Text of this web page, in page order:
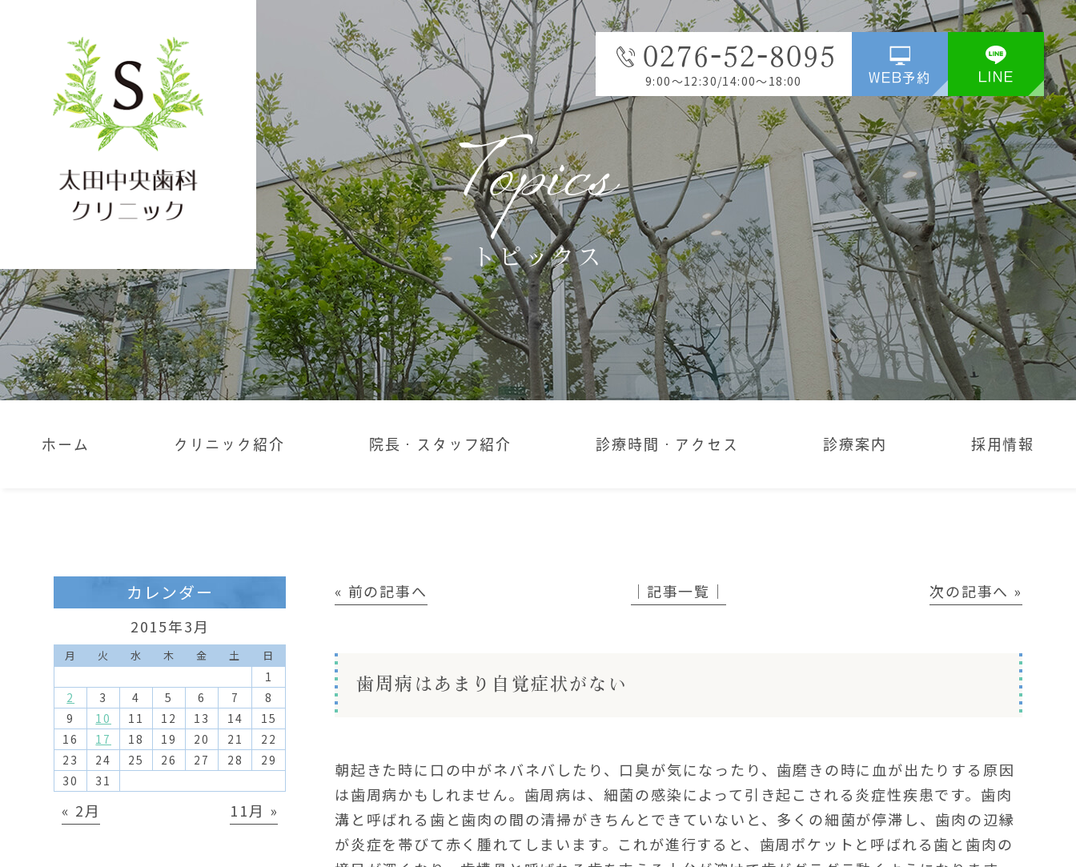
0276-52-8095
9:00～12:30/14:00～18:00 WEB予約 LINE
Topics
トピックス
ホーム クリニック紹介 院長・スタッフ紹介 診療時間・アクセス 診療案内 採用情報
« 前の記事へ │記事一覧│ 次の記事へ »
歯周病はあまり自覚症状がない
朝起きた時に口の中がネバネバしたり、口臭が気になったり、歯磨きの時に血が出たりする原因
は歯周病かもしれません。歯周病は、細菌の感染によって引き起こされる炎症性疾患です。歯肉
溝と呼ばれる歯と歯肉の間の清掃がきちんとできていないと、多くの細菌が停滞し、歯肉の辺縁
が炎症を帯びて赤く腫れてしまいます。これが進行すると、歯周ポケットと呼ばれる歯と歯肉の
カレンダー
2015年3月
月 火 水 木 金 土 日
1
2
3 4 5 6 7
8
9
10 11 12 13 14
15
16
17 18 19 20 21
22
23
24 25 26 27 28
29
30
31
« 2月 11月 »